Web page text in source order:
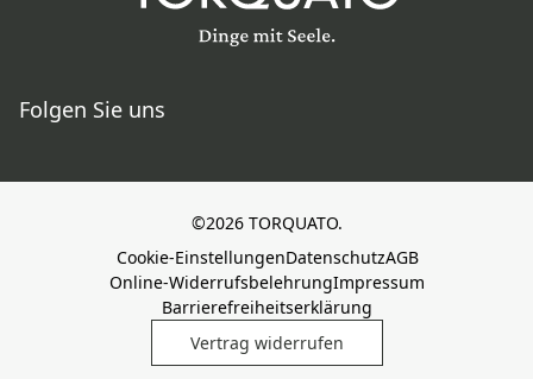
Folgen Sie uns
©2026 TORQUATO.
Cookie-EinstellungenDatenschutzAGB
Online-WiderrufsbelehrungImpressum
Barrierefreiheitserklärung
Vertrag widerrufen